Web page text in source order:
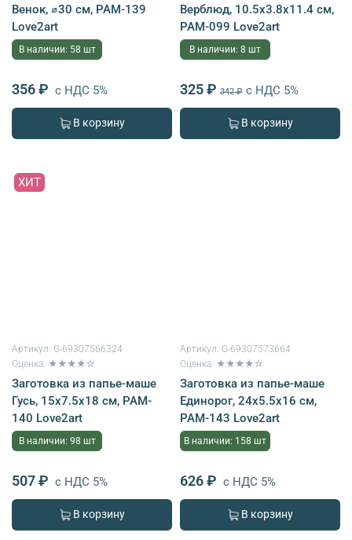
Венок, ⌀30 см, PAM-139
Love2art
В наличии: 58 шт
356 ₽ с НДС 5%
В корзину
Верблюд, 10.5х3.8х11.4 см,
PAM-099 Love2art
В наличии: 8 шт
325 ₽ 342 ₽ с НДС 5%
В корзину
ХИТ
Артикул: G-69307566324
Оценка: ★★★★☆
Заготовка из папье-маше
Гусь, 15х7.5х18 см, PAM-
140 Love2art
В наличии: 98 шт
507 ₽ с НДС 5%
В корзину
Артикул: G-69307573664
Оценка: ★★★★☆
Заготовка из папье-маше
Единорог, 24х5.5х16 см,
PAM-143 Love2art
В наличии: 158 шт
626 ₽ с НДС 5%
В корзину